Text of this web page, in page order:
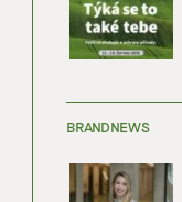
BRANDNEWS